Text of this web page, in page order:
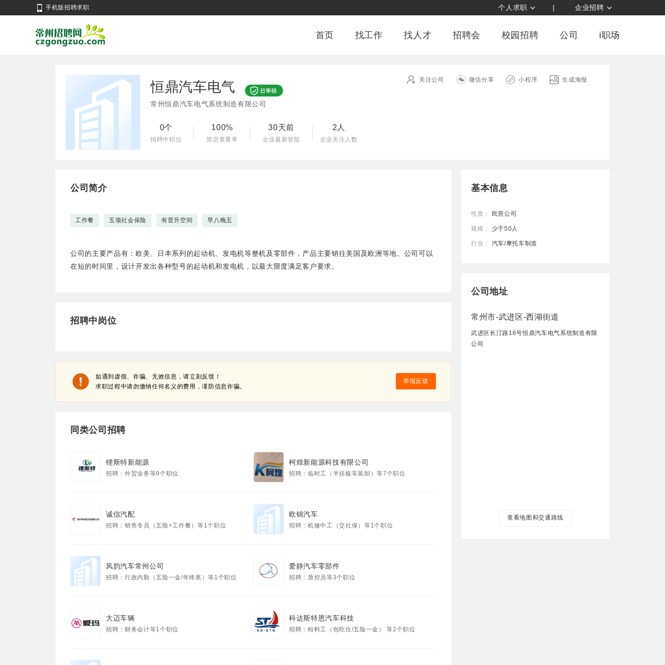
手机版招聘求职 个人求职 | 企业招聘
首页 找工作 找人才 招聘会 校园招聘 公司 i职场
恒鼎汽车电气
常州恒鼎汽车电气系统制造有限公司
0个
招聘中职位
100%
简历查看率
30天前
企业最新登陆
2人
企业关注人数
关注公司 微信分享 小程序 生成海报
公司简介
工作餐 五项社会保险 有晋升空间 早八晚五
公司的主要产品有：欧美、日本系列的起动机、发电机等整机及零部件，产品主要销往美国及欧洲等地。公司可以
在短的时间里，设计开发出各种型号的起动机和发电机，以最大限度满足客户要求。
招聘中岗位
举报反馈
如遇到虚假、诈骗、无效信息，请立刻反馈！
求职过程中请勿缴纳任何名义的费用，谨防信息诈骗。
同类公司招聘
锂斯特新能源
招聘：外贸业务等9个职位
柯煌新能源科技有限公司
招聘：临时工（半挂板车装卸）等7个职位
诚信汽配
招聘：销售专员（五险+工作餐）等1个职位
欧锦汽车
招聘：机修中工（交社保）等1个职位
风韵汽车常州公司
招聘：行政内勤（五险一金/年终奖）等1个职位
爱静汽车零部件
招聘：质控员等3个职位
大迈车辆
招聘：财务会计等1个职位
科达斯特恩汽车科技
招聘：粉料工（包吃住/五险一金） 等2个职位
基本信息
性质： 民营公司
规模： 少于50人
行业： 汽车/摩托车制造
公司地址
常州市-武进区-西湖街道
武进区长汀路16号恒鼎汽车电气系统制造有限
公司
查看地图和交通路线